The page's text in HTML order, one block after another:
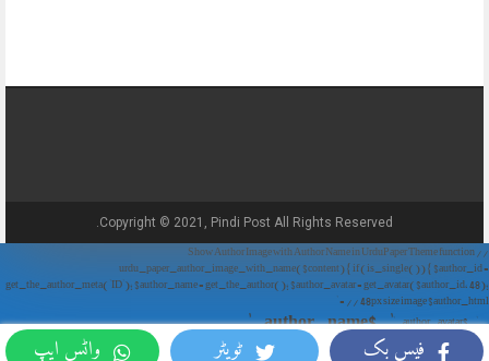
فیس بک ٹویٹر واٹس ایپ
Copyright © 2021, Pindi Post All Rights Reserved.
// Show Author Image with Author Name in UrduPaper Theme function
urdu_paper_author_image_with_name($content) { if (is_single()) { $author_id =
get_the_author_meta('ID'); $author_name = get_the_author(); $author_avatar = get_avatar($author_id, 48);
// 48px size image $author_html = '
' . $author_avatar . '
' . $author_name . '
'; return $author_html . $content; } return $content; } add_filter('the_content',